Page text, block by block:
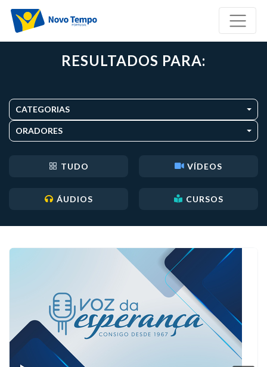
RESULTADOS PARA:
CATEGORIAS
ORADORES
TUDO VÍDEOS
ÁUDIOS CURSOS